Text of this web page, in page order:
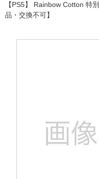
【PS5】 Rainbow Cotton 特
品・交換不可】